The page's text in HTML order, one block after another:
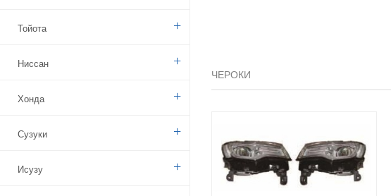
Тойота
Ниссан
Хонда
Сузуки
Исузу
ЧЕРОКИ